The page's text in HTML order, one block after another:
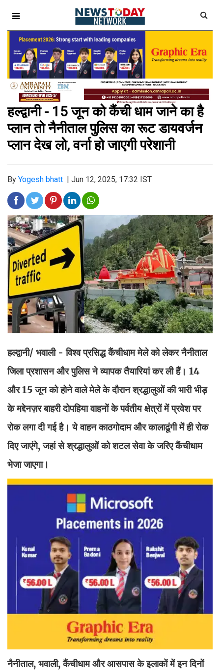
हल्द्वानी - 15 जून को कैंची धाम जाने का है
प्लान तो नैनीताल पुलिस का रूट डायवर्जन
प्लान देख लो, वर्ना हो जाएगी परेशानी
By Yogesh bhatt Jun 12, 2025, 17:32 IST
हल्द्वानी/ भवाली - विश्व प्रसिद्ध कैंचीधाम मेले को लेकर नैनीताल
जिला प्रशासन और पुलिस ने व्यापक तैयारियां कर ली हैं। 14
और 15 जून को होने वाले मेले के दौरान श्रद्धालुओं की भारी भीड़
के मद्देनज़र बाहरी दोपहिया वाहनों के पर्वतीय क्षेत्रों में प्रवेश पर
रोक लगा दी गई है। ये वाहन काठगोदाम और कालाढूंगी में ही रोक
दिए जाएंगे, जहां से श्रद्धालुओं को शटल सेवा के जरिए कैंचीधाम
भेजा जाएगा।
नैनीताल, भवाली, कैंचीधाम और आसपास के इलाकों में इन दिनों